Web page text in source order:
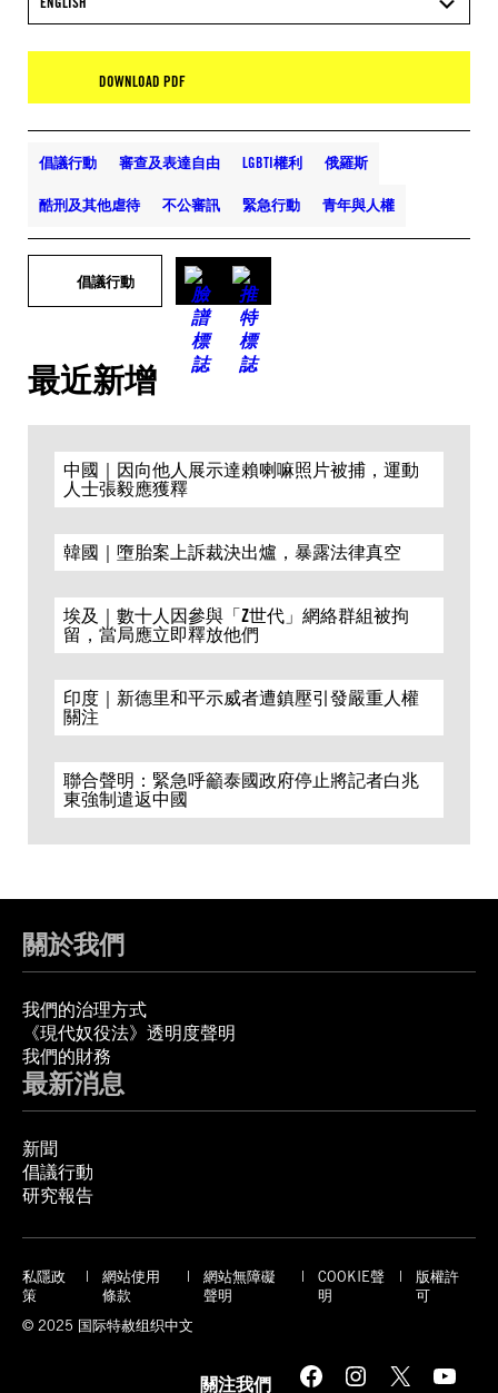
DOWNLOAD PDF
倡議行動 審查及表達自由 LGBTI權利 俄羅斯
酷刑及其他虐待 不公審訊 緊急行動 青年與人權
倡議行動
最近新增
中國｜因向他人展示達賴喇嘛照片被捕，運動
人士張毅應獲釋
韓國｜墮胎案上訴裁決出爐，暴露法律真空
埃及｜數十人因參與「Z世代」網絡群組被拘
留，當局應立即釋放他們
印度｜新德里和平示威者遭鎮壓引發嚴重人權
關注
聯合聲明：緊急呼籲泰國政府停止將記者白兆
東強制遣返中國
關於我們
我們的治理方式
《現代奴役法》透明度聲明
我們的財務
最新消息
新聞
倡議行動
研究報告
私隱政
策
網站使用
條款
網站無障礙
聲明
COOKIE聲
明
版權許
可
© 2025 国际特赦组织中文
關注我們 Facebook Instagram X YouTube